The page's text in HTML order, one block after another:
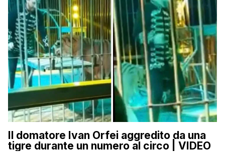
Il domatore Ivan Orfei aggredito da una
tigre durante un numero al circo | VIDEO